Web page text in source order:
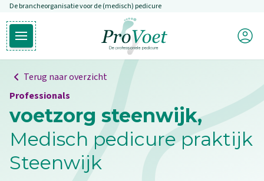
Overslaan en naar de inhoud gaan
De brancheorganisatie voor de (medisch) pedicure
Open hoofdmenu
Ga naar de homepagina
Mijn
Terug naar overzicht
Professionals
voetzorg steenwijk,
Medisch pedicure praktijk
Steenwijk